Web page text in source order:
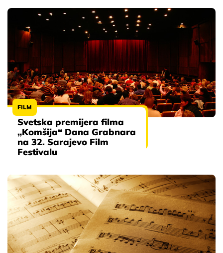
FILM
Svetska premijera filma
„Komšija“ Dana Grabnara
na 32. Sarajevo Film
Festivalu